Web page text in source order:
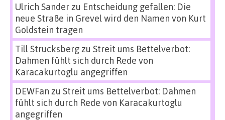
Ulrich Sanderzu Entscheidung gefallen: Die
neue Straße in Grevel wird den Namen von Kurt
Goldstein tragen
Till Strucksbergzu Streit ums Bettelverbot:
Dahmen fühlt sich durch Rede von
Karacakurtoglu angegriffen
DEWFan zu Streit ums Bettelverbot: Dahmen
fühlt sich durch Rede von Karacakurtoglu
angegriffen